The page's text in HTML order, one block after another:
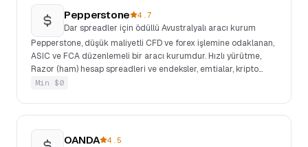
Pepperstone 4.7
Dar spreadler için ödüllü Avustralyalı aracı kurum
Pepperstone, düşük maliyetli CFD ve forex işlemine odaklanan,
ASIC ve FCA düzenlemeli bir aracı kurumdur. Hızlı yürütme,
Razor (ham) hesap spreadleri ve endeksler, emtialar, kripto
CFD'leri ve hisse CFD'leri dahil geniş varlık kapsamıyla bilinir.
Min $0
OANDA 4.5